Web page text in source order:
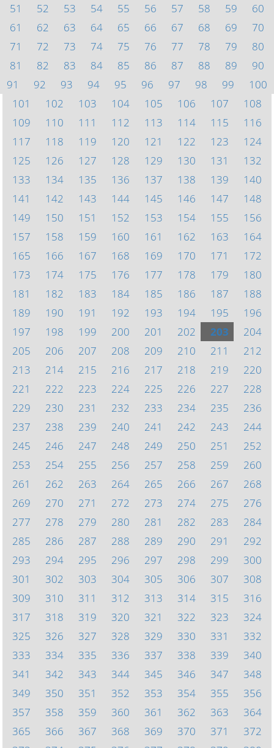
51
52 53 54 55 56 57 58 59
60
61
62 63 64 65 66 67 68 69
70
71
72 73 74 75 76 77 78 79
80
81
82 83 84 85 86 87 88 89
90
91
92 93 94 95 96 97 98 99
100
101
102 103 104 105 106 107
108
109
110 111 112 113 114 115
116
117
118 119 120 121 122 123
124
125
126 127 128 129 130 131
132
133
134 135 136 137 138 139
140
141
142 143 144 145 146 147
148
149
150 151 152 153 154 155
156
157
158 159 160 161 162 163
164
165
166 167 168 169 170 171
172
173
174 175 176 177 178 179
180
181
182 183 184 185 186 187
188
189
190 191 192 193 194 195
196
197
198 199 200 201 202 203
204
205
206 207 208 209 210 211
212
213
214 215 216 217 218 219
220
221
222 223 224 225 226 227
228
229
230 231 232 233 234 235
236
237
238 239 240 241 242 243
244
245
246 247 248 249 250 251
252
253
254 255 256 257 258 259
260
261
262 263 264 265 266 267
268
269
270 271 272 273 274 275
276
277
278 279 280 281 282 283
284
285
286 287 288 289 290 291
292
293
294 295 296 297 298 299
300
301
302 303 304 305 306 307
308
309
310 311 312 313 314 315
316
317
318 319 320 321 322 323
324
325
326 327 328 329 330 331
332
333
334 335 336 337 338 339
340
341
342 343 344 345 346 347
348
349
350 351 352 353 354 355
356
357
358 359 360 361 362 363
364
365
366 367 368 369 370 371
372